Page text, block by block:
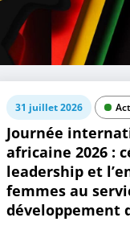
31 juillet 2026
Journée
africaine 2026 :
leadership et
femmes au
développement